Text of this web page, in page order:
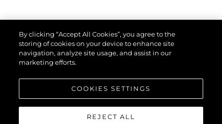
By clicking “Accept All Cookies”, you agree to the
storing of cookies on your device to enhance site
navigation, analyze site usage, and assist in our
marketing efforts.
COOKIES SETTINGS
REJECT ALL